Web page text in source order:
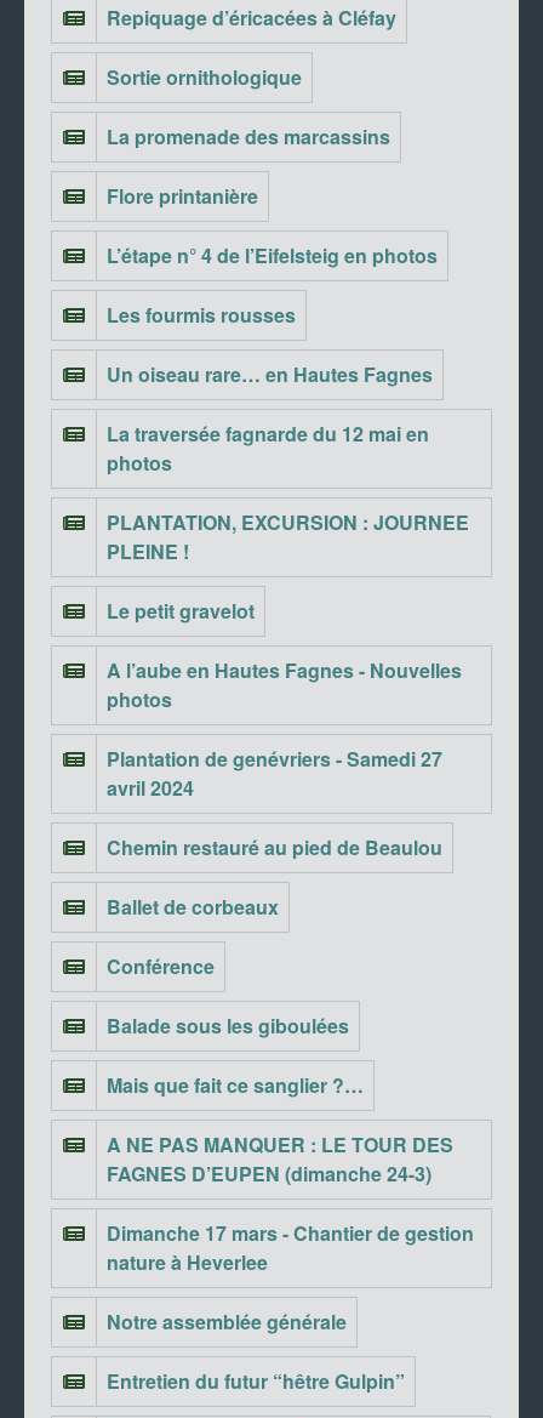
Repiquage d’éricacées à Cléfay
Sortie ornithologique
La promenade des marcassins
Flore printanière
L’étape n° 4 de l’Eifelsteig en photos
Les fourmis rousses
Un oiseau rare… en Hautes Fagnes
La traversée fagnarde du 12 mai en
photos
PLANTATION, EXCURSION : JOURNEE
PLEINE !
Le petit gravelot
A l’aube en Hautes Fagnes - Nouvelles
photos
Plantation de genévriers - Samedi 27
avril 2024
Chemin restauré au pied de Beaulou
Ballet de corbeaux
Conférence
Balade sous les giboulées
Mais que fait ce sanglier ?…
A NE PAS MANQUER : LE TOUR DES
FAGNES D’EUPEN (dimanche 24-3)
Dimanche 17 mars - Chantier de gestion
nature à Heverlee
Notre assemblée générale
Entretien du futur “hêtre Gulpin”